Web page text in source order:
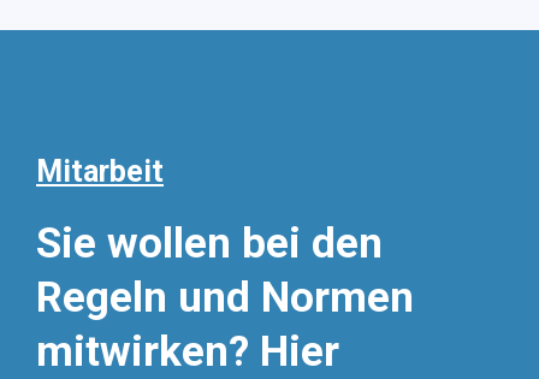
Mitarbeit
Sie wollen bei den
Regeln und Normen
mitwirken? Hier